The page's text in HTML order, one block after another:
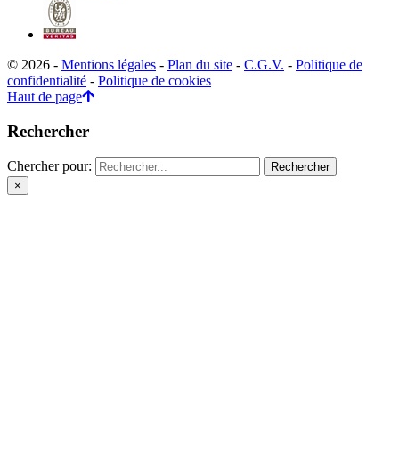
© 2026 - Mentions légales - Plan du site - C.G.V. - Politique de
confidentialité - Politique de cookies
Haut de page
Rechercher
Chercher pour:
×